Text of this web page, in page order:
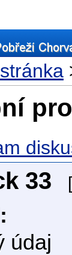
33 [
údaj